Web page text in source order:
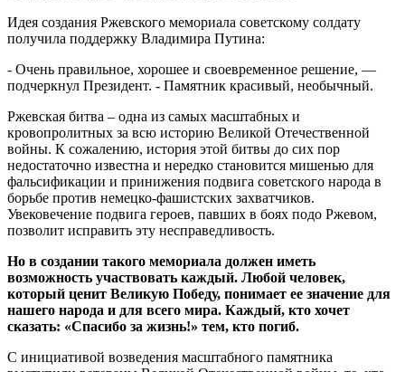
Идея создания Ржевского мемориала советскому солдату
получила поддержку Владимира Путина:
- Очень правильное, хорошее и своевременное решение, —
подчеркнул Президент. - Памятник красивый, необычный.
Ржевская битва – одна из самых масштабных и
кровопролитных за всю историю Великой Отечественной
войны. К сожалению, история этой битвы до сих пор
недостаточно известна и нередко становится мишенью для
фальсификации и принижения подвига советского народа в
борьбе против немецко-фашистских захватчиков.
Увековечение подвига героев, павших в боях подо Ржевом,
позволит исправить эту несправедливость.
Но в создании такого мемориала должен иметь
возможность участвовать каждый. Любой человек,
который ценит Великую Победу, понимает ее значение для
нашего народа и для всего мира. Каждый, кто хочет
сказать: «Спасибо за жизнь!» тем, кто погиб.
С инициативой возведения масштабного памятника